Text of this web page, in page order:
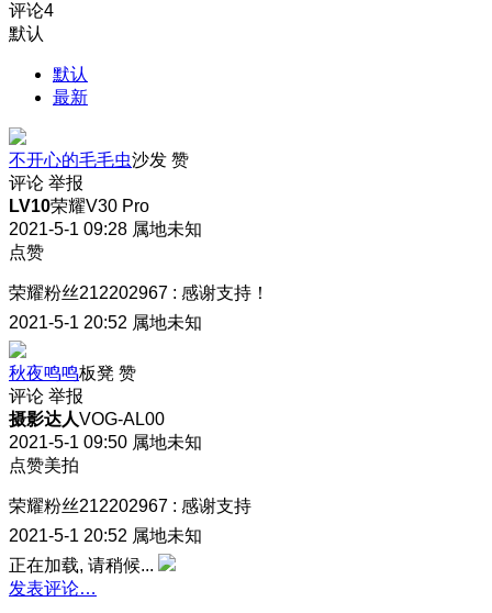
评论4
默认
默认
最新
不开心的毛毛虫沙发 赞
评论 举报
LV10荣耀V30 Pro
2021-5-1 09:28 属地未知
点赞
荣耀粉丝212202967 : 感谢支持！
2021-5-1 20:52 属地未知
秋夜鸣鸣板凳 赞
评论 举报
摄影达人VOG-AL00
2021-5-1 09:50 属地未知
点赞美拍
荣耀粉丝212202967 : 感谢支持
2021-5-1 20:52 属地未知
正在加载, 请稍候...
发表评论…